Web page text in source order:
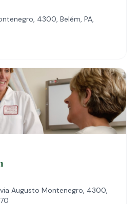
4300, Belém, PA,
Augusto Montenegro, 4300,